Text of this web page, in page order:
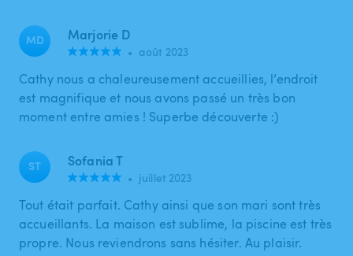
MD Marjorie D
• août 2023
Cathy nous a chaleureusement accueillies, l’endroit
est magnifique et nous avons passé un très bon
moment entre amies ! Superbe découverte :)
ST Sofania T
• juillet 2023
Tout était parfait. Cathy ainsi que son mari sont très
accueillants. La maison est sublime, la piscine est très
propre. Nous reviendrons sans hésiter. Au plaisir.